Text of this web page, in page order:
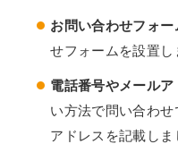
お問い合わせフォー
せフォームを設置し
電話番号やメール
い方法で問い合わ
アドレスを記載しま